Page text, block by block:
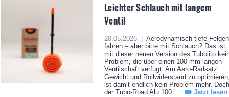
Leichter Schlauch mit langem
Ventil
20.05.2026 |
Aerodynamisch tiefe Felgen
fahren – aber bitte mit Schlauch? Das ist
mit dieser neuen Version des Tubolito
Problem, die über einen 100 mm langen
Ventilschaft verfügt. Am Aero-Radsatz
Gewicht und Rollwiderstand zu
ist damit endlich kein Problem mehr. Doch
der Tubo-Road Alu 100...
Jetzt lesen